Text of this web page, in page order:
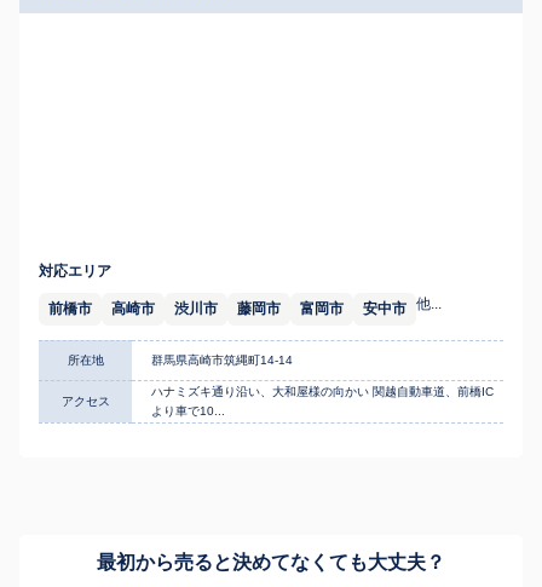
対応エリア
前橋市 高崎市 渋川市 藤岡市 富岡市 安中市 他...
所在地 群馬県高崎市筑縄町14-14
アクセス
ハナミズキ通り沿い、大和屋様の向かい 関越自動車道、前橋IC
より車で10...
最初から売ると決めてなくても大丈夫？